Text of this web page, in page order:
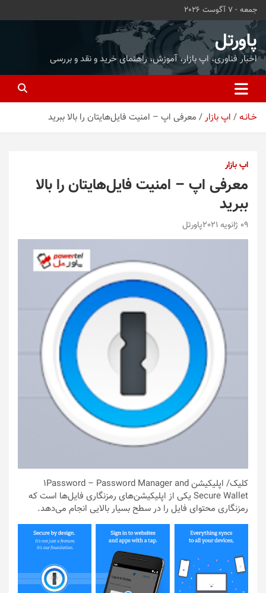
محتوا
بروید
جمعه - 7 آگوست 2026
پاورتل
اخبار فناوری، اپ بازار، آموزش، راهنمای خرید و نقد و بررسی
خـانـه اپ بازار معرفی اپ – امنیت فایل‌هایتان را بالا ببرید
اپ بازار
معرفی اپ – امنیت فایل‌هایتان را بالا
ببرید
09 ژانویه 2021 پاورتل
کلیک
/ اپلیکیشن 1Password – Password Manager and
Secure Wallet یکی از اپلیکیشن‌های رمزنگاری فایل‌ها است که
رمزنگاری محتوای فایل را در سطح بسیار بالایی انجام می‌دهد.